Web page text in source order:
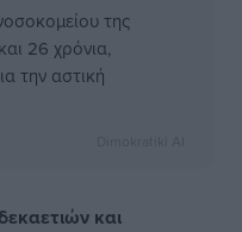
της
26 χρόνια,
την αστική
και